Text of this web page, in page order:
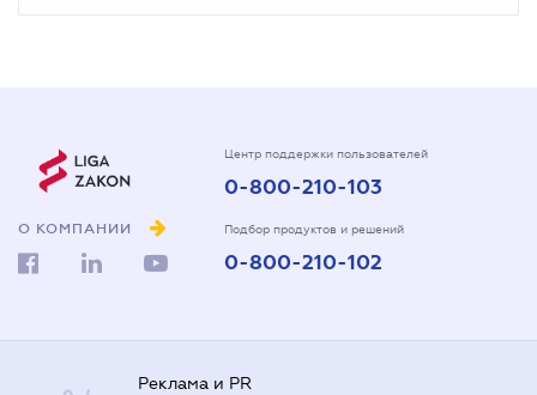
О КОМПАНИИ
Центр поддержки пользователей
0-800-210-103
Подбор продуктов и решений
0-800-210-102
Реклама и PR